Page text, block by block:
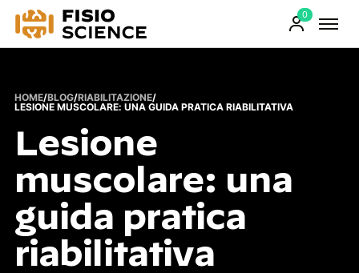
0
Prodotti
HOME/BLOG/RIABILITAZIONE/
LESIONE MUSCOLARE: UNA GUIDA PRATICA RIABILITATIVA
Lesione
muscolare: una
guida pratica
riabilitativa